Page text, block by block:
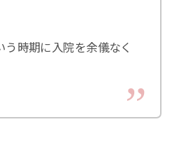
時期に入院を余儀なく